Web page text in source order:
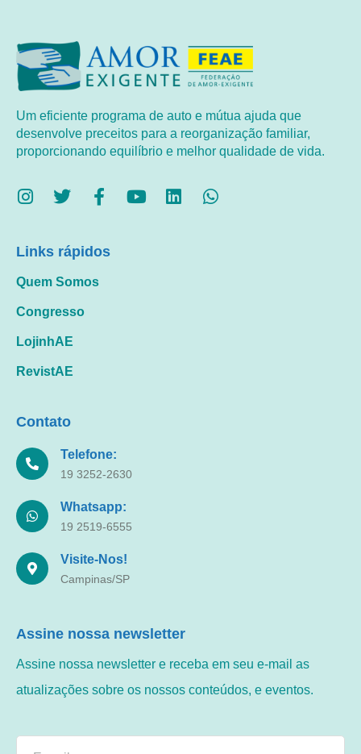
Um eficiente programa de auto e mútua ajuda que
desenvolve preceitos para a reorganização familiar,
proporcionando equilíbrio e melhor qualidade de vida.
Links rápidos
Quem Somos
Congresso
LojinhAE
RevistAE
Contato
Telefone:
19 3252-2630
Whatsapp:
19 2519-6555
Visite-Nos!
Campinas/SP
Assine nossa newsletter
Assine nossa newsletter e receba em seu e-mail as
atualizações sobre os nossos conteúdos, e eventos.